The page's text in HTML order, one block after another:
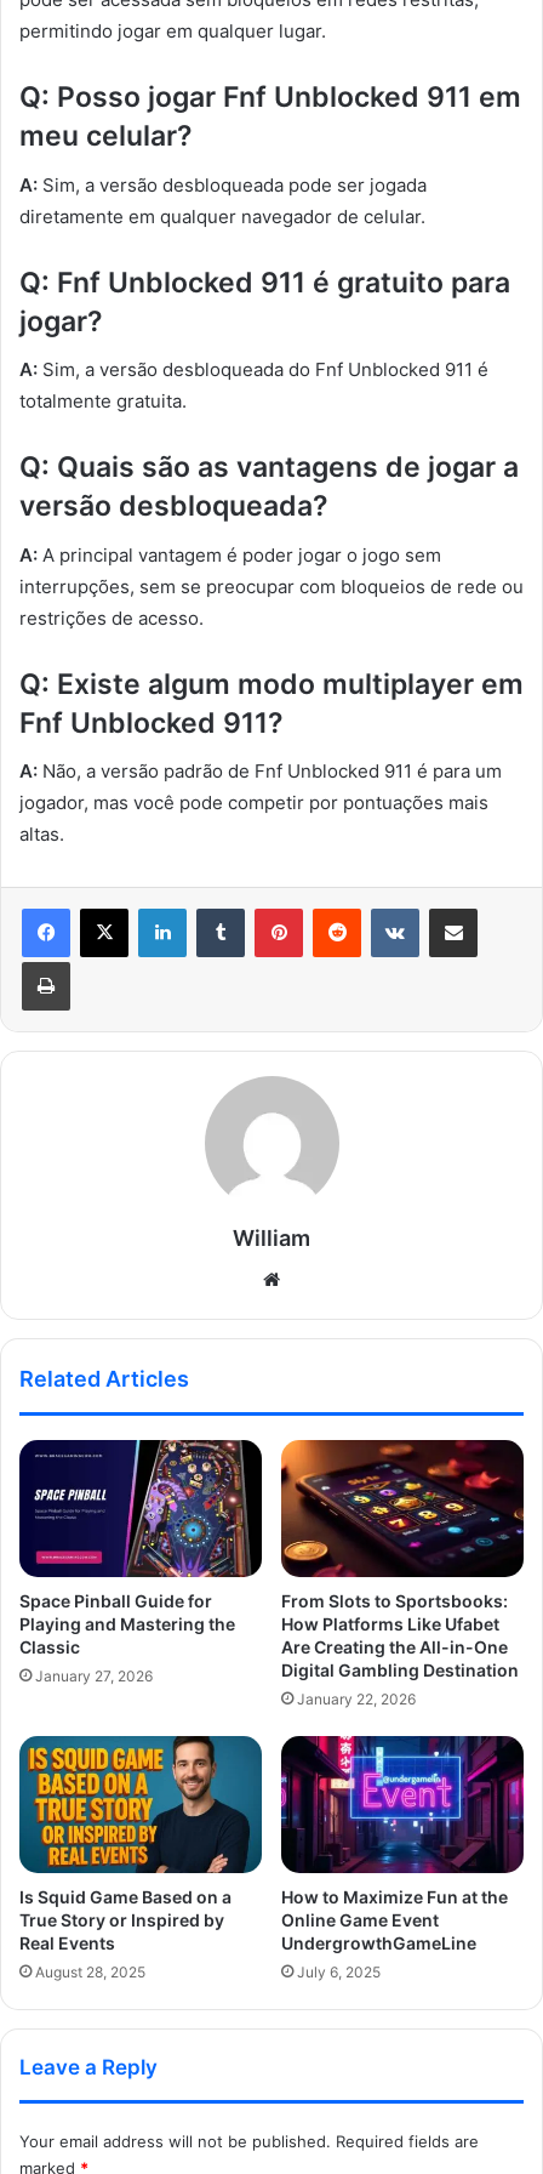
permitindo jogar em qualquer lugar.
Q: Posso jogar Fnf Unblocked 911 em
meu celular?
A: Sim, a versão desbloqueada pode ser jogada
diretamente em qualquer navegador de celular.
Q: Fnf Unblocked 911 é gratuito para
jogar?
A: Sim, a versão desbloqueada do Fnf Unblocked 911 é
totalmente gratuita.
Q: Quais são as vantagens de jogar a
versão desbloqueada?
A: A principal vantagem é poder jogar o jogo sem
interrupções, sem se preocupar com bloqueios de rede ou
restrições de acesso.
Q: Existe algum modo multiplayer em
Fnf Unblocked 911?
A: Não, a versão padrão de Fnf Unblocked 911 é para um
jogador, mas você pode competir por pontuações mais
altas.
LinkedInTumblr PinterestReddit VKontakteShare via Email
Print
William
Related Articles
Space Pinball Guide for
Playing and Mastering the
Classic
January 27, 2026
From Slots to Sportsbooks:
How Platforms Like Ufabet
Are Creating the All-in-One
Digital Gambling Destination
January 22, 2026
Is Squid Game Based on a
True Story or Inspired by
Real Events
August 28, 2025
How to Maximize Fun at the
Online Game Event
UndergrowthGameLine
July 6, 2025
Leave a Reply
Your email address will not be published. Required fields are
marked *